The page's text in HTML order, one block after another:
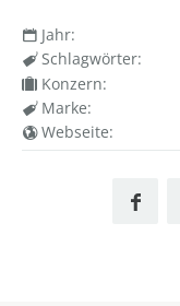
Jahr:
Schlagwörter:
Konzern:
Marke:
Webseite: